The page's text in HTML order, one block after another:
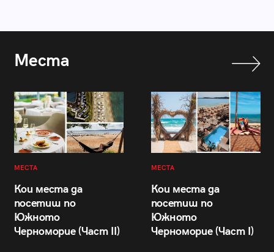
Места
МЕСТА
Кои места да
посетиш по
Южното
Черноморие (Част II)
МЕСТА
Кои места да
посетиш по
Южното
Черноморие (Част I)